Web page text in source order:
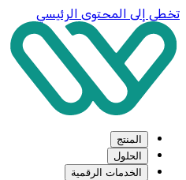
تخطي إلى المحتوى الرئيسي
المنتج
الحلول
الخدمات الرقمية